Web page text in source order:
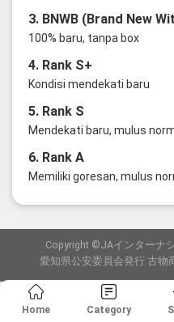
3. BNWB (Brand New
100% baru, tanpa box
4. Rank S+
Kondisi mendekati baru
5. Rank S
Mendekati baru, mulus
6. Rank A
Memiliki goresan, mulus
Copyright ©JAインターナ
愛知県公安委員会発行 古物
Home Category